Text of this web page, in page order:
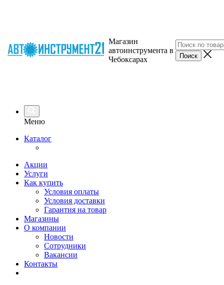
Магазин
автоинструмента в
Чебоксарах
Меню
Каталог
Акции
Услуги
Как купить
Условия оплаты
Условия доставки
Гарантия на товар
Магазины
О компании
Новости
Сотрудники
Вакансии
Контакты